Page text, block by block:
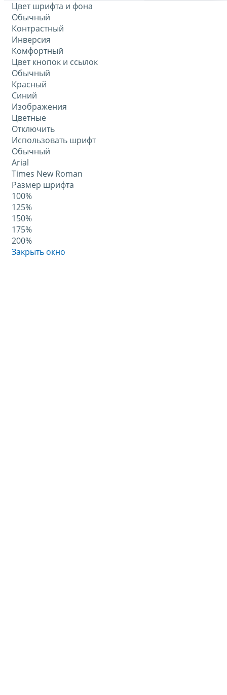
Цвет шрифта и фона
Обычный
Контрастный
Инверсия
Комфортный
Цвет кнопок и ссылок
Обычный
Красный
Синий
Изображения
Цветные
Отключить
Использовать шрифт
Обычный
Arial
Times New Roman
Размер шрифта
100%
125%
150%
175%
200%
Закрыть окно